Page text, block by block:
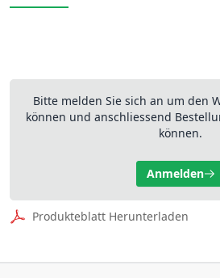
Bitte melden Sie sich an um den
können und anschliessend
können.
Anmelden
Produkteblatt Herunterladen